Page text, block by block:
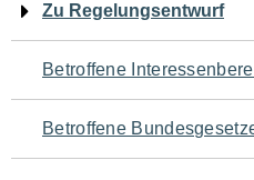
den
Seiteninhalt
Zu Regelungsentwurf
Betroffene
Betroffene